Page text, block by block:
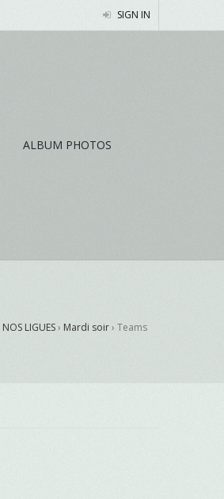
SIGN IN
ALBUM PHOTOS
NOS LIGUES› Mardi soir› Teams